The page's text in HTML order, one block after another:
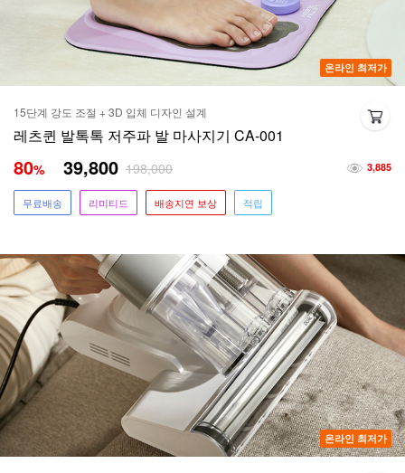
온라인 최저가
15단계 강도 조절 + 3D 입체 디자인 설계
레츠퀸 발톡톡 저주파 발 마사지기 CA-001
3,885
80% 39,800 198,000
무료배송 리미티드 배송지연 보상 적립
온라인 최저가